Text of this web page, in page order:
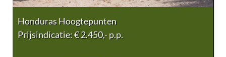
Honduras Hoogtepunten
Prijsindicatie: € 2.450,- p.p.